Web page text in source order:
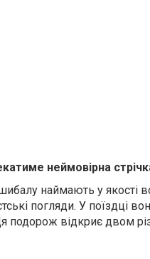
неймовірна
наймають у якості
погляди. У поїздці
відкриє двом